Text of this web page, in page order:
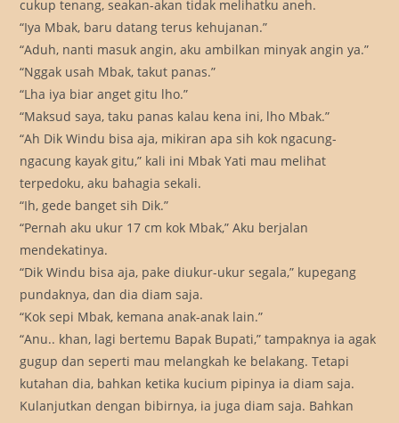
cukup tenang, seakan-akan tidak melihatku aneh.
“Iya Mbak, baru datang terus kehujanan.”
“Aduh, nanti masuk angin, aku ambilkan minyak angin ya.”
“Nggak usah Mbak, takut panas.”
“Lha iya biar anget gitu lho.”
“Maksud saya, taku panas kalau kena ini, lho Mbak.”
“Ah Dik Windu bisa aja, mikiran apa sih kok ngacung-
ngacung kayak gitu,” kali ini Mbak Yati mau melihat
terpedoku, aku bahagia sekali.
“Ih, gede banget sih Dik.”
“Pernah aku ukur 17 cm kok Mbak,” Aku berjalan
mendekatinya.
“Dik Windu bisa aja, pake diukur-ukur segala,” kupegang
pundaknya, dan dia diam saja.
“Kok sepi Mbak, kemana anak-anak lain.”
“Anu.. khan, lagi bertemu Bapak Bupati,” tampaknya ia agak
gugup dan seperti mau melangkah ke belakang. Tetapi
kutahan dia, bahkan ketika kucium pipinya ia diam saja.
Kulanjutkan dengan bibirnya, ia juga diam saja. Bahkan